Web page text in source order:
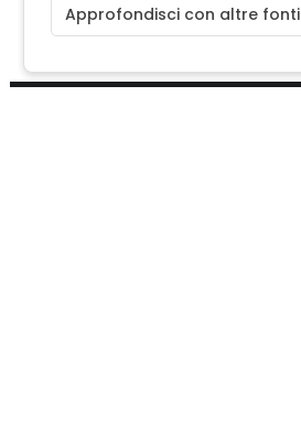
Approfondisci con altre fonti